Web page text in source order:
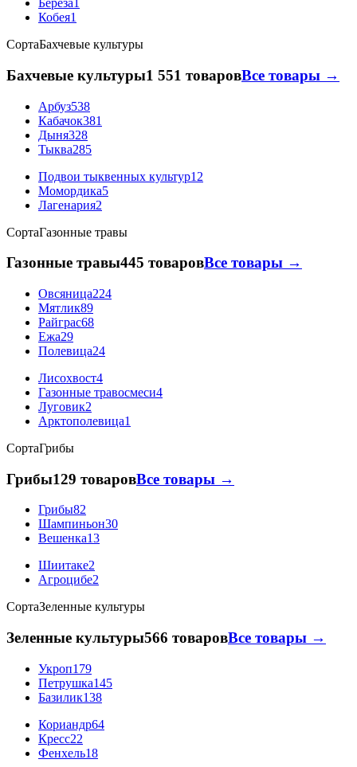
Береза1
Кобея1
СортаБахчевые культуры
Бахчевые культуры1 551 товаровВсе товары →
Арбуз538
Кабачок381
Дыня328
Тыква285
Подвои тыквенных культур12
Момордика5
Лагенария2
СортаГазонные травы
Газонные травы445 товаровВсе товары →
Овсяница224
Мятлик89
Райграс68
Ежа29
Полевица24
Лисохвост4
Газонные травосмеси4
Луговик2
Арктополевица1
СортаГрибы
Грибы129 товаровВсе товары →
Грибы82
Шампиньон30
Вешенка13
Шиитаке2
Агроцибе2
СортаЗеленные культуры
Зеленные культуры566 товаровВсе товары →
Укроп179
Петрушка145
Базилик138
Кориандр64
Кресс22
Фенхель18